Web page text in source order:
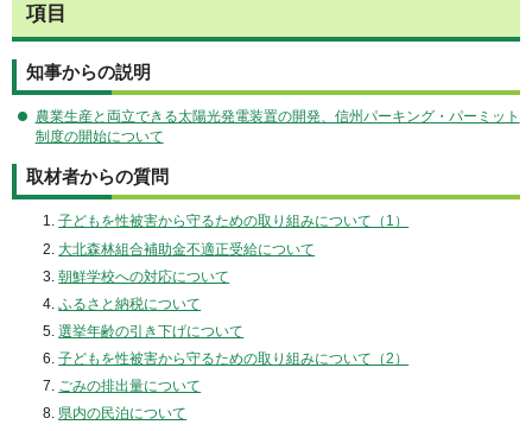
項目
知事からの説明
農業生産と両立できる太陽光発電装置の開発、信州パーキング・パーミット
制度の開始について
取材者からの質問
子どもを性被害から守るための取り組みについて（1）
大北森林組合補助金不適正受給について
朝鮮学校への対応について
ふるさと納税について
選挙年齢の引き下げについて
子どもを性被害から守るための取り組みについて（2）
ごみの排出量について
県内の民泊について